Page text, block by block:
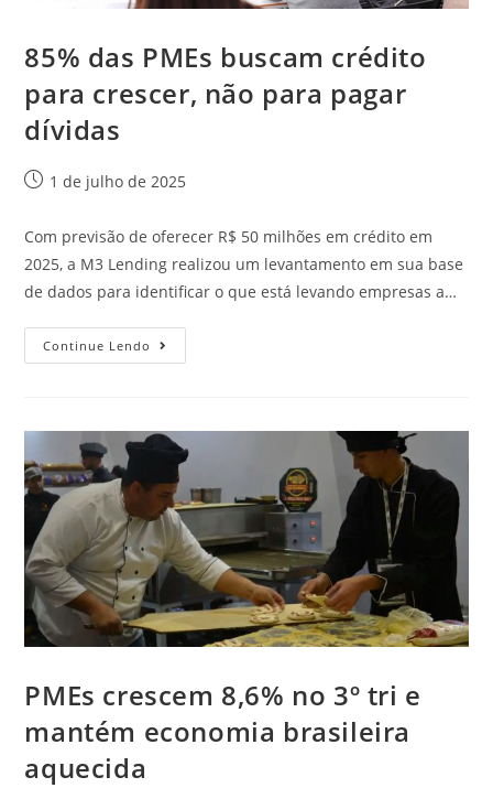
85% das PMEs buscam crédito
para crescer, não para pagar
dívidas
1 de julho de 2025
Com previsão de oferecer R$ 50 milhões em crédito em
2025, a M3 Lending realizou um levantamento em sua base
de dados para identificar o que está levando empresas a…
Continue Lendo
PMEs crescem 8,6% no 3º tri e
mantém economia brasileira
aquecida